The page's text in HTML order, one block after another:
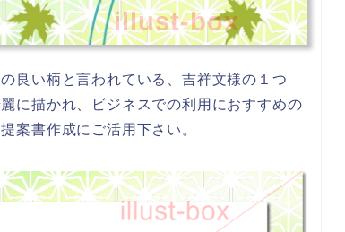
illust-box
良い柄と言われている、吉祥文様の１つ
に描かれ、ビジネスでの利用におすすめの
案書作成にご活用下さい。